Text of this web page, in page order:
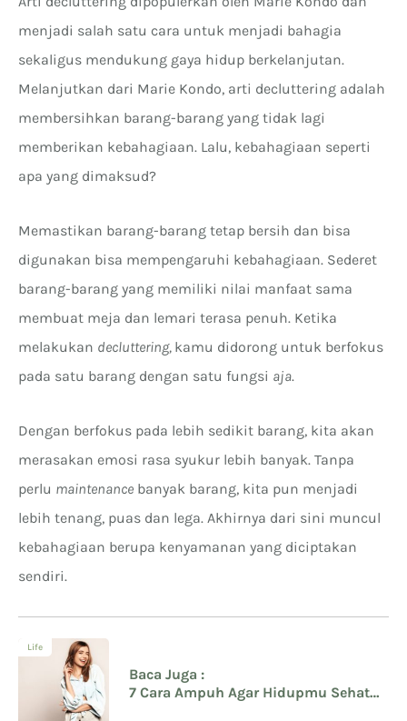
menjadi salah satu cara untuk menjadi bahagia
sekaligus mendukung gaya hidup berkelanjutan.
Melanjutkan dari Marie Kondo, arti decluttering adalah
membersihkan barang-barang yang tidak lagi
memberikan kebahagiaan. Lalu, kebahagiaan seperti
apa yang dimaksud?
Memastikan barang-barang tetap bersih dan bisa
digunakan bisa mempengaruhi kebahagiaan. Sederet
barang-barang yang memiliki nilai manfaat sama
membuat meja dan lemari terasa penuh. Ketika
melakukan decluttering, kamu didorong untuk berfokus
pada satu barang dengan satu fungsi aja.
Dengan berfokus pada lebih sedikit barang, kita akan
merasakan emosi rasa syukur lebih banyak. Tanpa
perlu maintenance banyak barang, kita pun menjadi
lebih tenang, puas dan lega. Akhirnya dari sini muncul
kebahagiaan berupa kenyamanan yang diciptakan
sendiri.
Life
Baca Juga :
7 Cara Ampuh Agar Hidupmu Sehat